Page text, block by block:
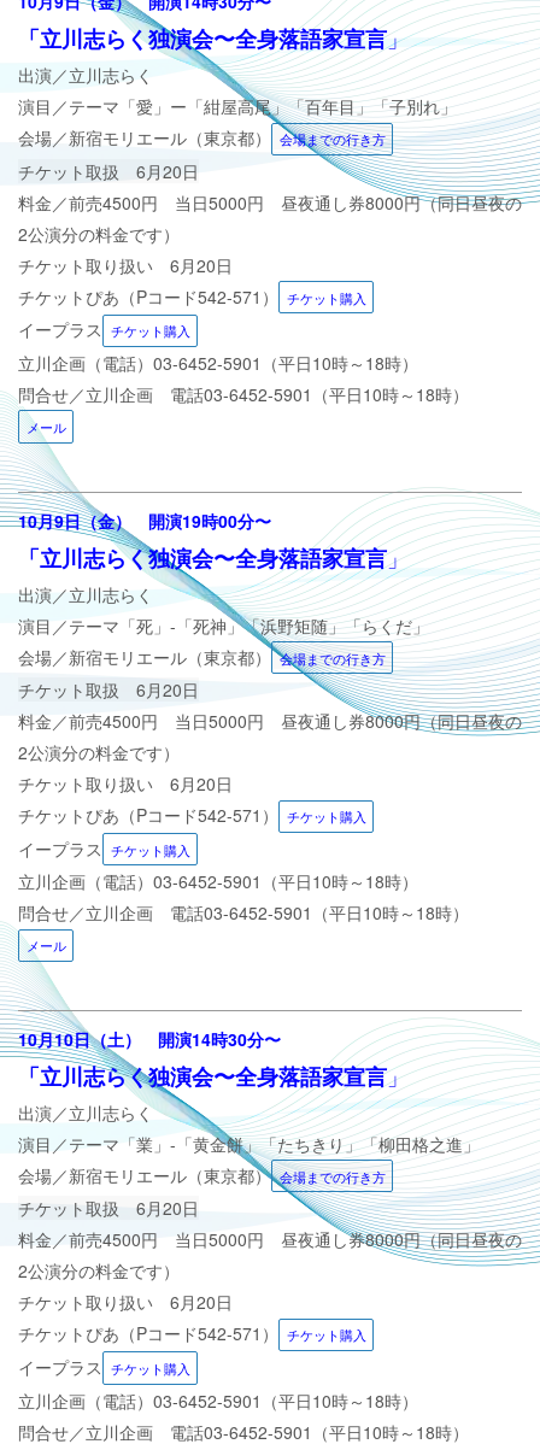
「立川志らく独演会〜全身落語家宣言」
出演／立川志らく
演目／テーマ「愛」ー「紺屋高尾」「百年目」「子別れ」
会場／新宿モリエール（東京都）
会場までの行き方
チケット取扱 6月20日
料金／前売4500円 当日5000円 昼夜通し券8000円（同日昼夜の
2公演分の料金です）
チケット取り扱い 6月20日
チケットぴあ（Pコード542-571）
チケット購入
イープラス チケット購入
立川企画（電話） 03-6452-5901（平日10時～18時）
問合せ／立川企画 電話03-6452-5901（平日10時～18時）
メール
10月9日（金） 開演19時00分〜
「立川志らく独演会〜全身落語家宣言」
出演／立川志らく
演目／テーマ「死」-「死神」「浜野矩随」「らくだ」
会場／新宿モリエール（東京都） 会場までの行き方
チケット取扱 6月20日
料金／前売4500円 当日5000円 昼夜通し券8000円（同日昼夜の
2公演分の料金です）
チケット取り扱い 6月20日
チケットぴあ（Pコード542-571）
チケット購入
イープラス チケット購入
立川企画（電話） 03-6452-5901（平日10時～18時）
問合せ／立川企画 電話03-6452-5901（平日10時～18時）
メール
10月10日（土） 開演14時30分〜
「立川志らく独演会〜全身落語家宣言」
出演／立川志らく
演目／テーマ「業」-「黄金餅」「たちきり」「柳田格之進」
会場／新宿モリエール（東京都） 会場までの行き方
チケット取扱 6月20日
料金／前売4500円 当日5000円 昼夜通し券8000円（同日昼夜の
2公演分の料金です）
チケット取り扱い 6月20日
チケットぴあ（Pコード542-571）
チケット購入
イープラス チケット購入
立川企画（電話） 03-6452-5901（平日10時～18時）
問合せ／立川企画 電話03-6452-5901（平日10時～18時）